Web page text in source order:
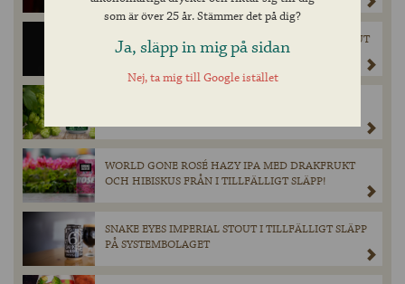
VANISHING POINT 08 – EXKLUSIV IMPERIAL STOUT
LAGRAD PÅ FAT FRÅN THE GLENLIVET.
WORLD GONE ROSÉ HAZY IPA MED DRAKFRUKT
OCH HIBISKUS FRÅN I TILLFÄLLIGT SLÄPP!
SNAKE EYES IMPERIAL STOUT I TILLFÄLLIGT SLÄPP
PÅ SYSTEMBOLAGET
som är över 25 år. Stämmer det på dig?
Ja, släpp in mig på sidan
Nej, ta mig till Google istället